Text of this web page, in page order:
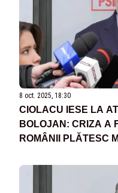
8 oct. 2025, 18:30
CIOLACU IESE LA
BOLOJAN: CRIZA A
ROMÂNII PLĂTESC